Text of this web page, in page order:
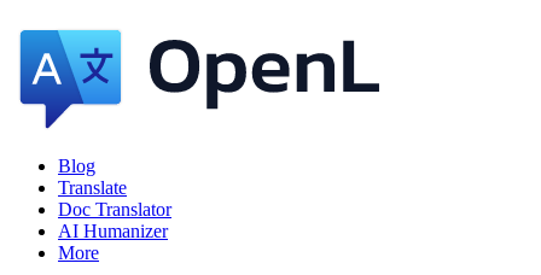
Blog
Translate
Doc Translator
AI Humanizer
More